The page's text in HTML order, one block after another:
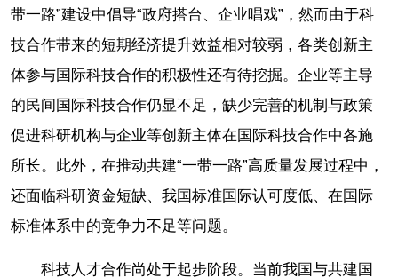
带一路”建设中倡导“政府搭台、企业唱戏”，然而由于科
技合作带来的短期经济提升效益相对较弱，各类创新主
体参与国际科技合作的积极性还有待挖掘。企业等主导
的民间国际科技合作仍显不足，缺少完善的机制与政策
促进科研机构与企业等创新主体在国际科技合作中各施
所长。此外，在推动共建“一带一路”高质量发展过程中，
还面临科研资金短缺、我国标准国际认可度低、在国际
标准体系中的竞争力不足等问题。
科技人才合作尚处于起步阶段。当前我国与共建国